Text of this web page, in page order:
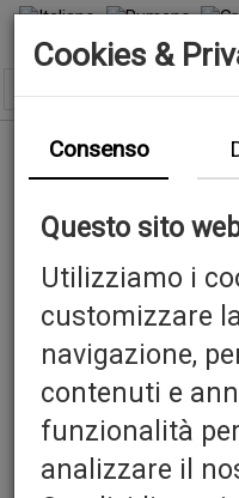
Cookies &
Consenso
Questo sito
Utilizziamo i
customizzare
navigazione,
contenuti e
funzionalità
analizzare il